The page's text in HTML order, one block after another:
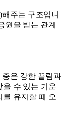
주는 구조입니
원을 받는 관계
충은 강한 끌림과
을 수 있는 기운
를 유지할 때 오